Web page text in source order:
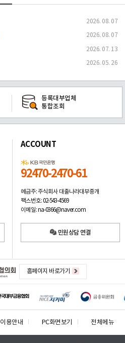
2026. 08. 07
2026. 08. 07
2026. 07. 13
2026. 05. 26
등록대부업체
통합조회
ACCOUNT
92470-2470-61
예금주: 주식회사 대출나라대부중개
팩스번호: 02-543-4569
이메일: na-0366@naver.com
민원상담 연결
홈페이지 바로가기
이용안내 PC화면보기 전체메뉴